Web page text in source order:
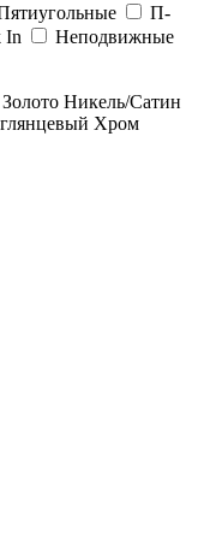
П-
In
Неподвижные
Золото Никель/Сатин
Хром